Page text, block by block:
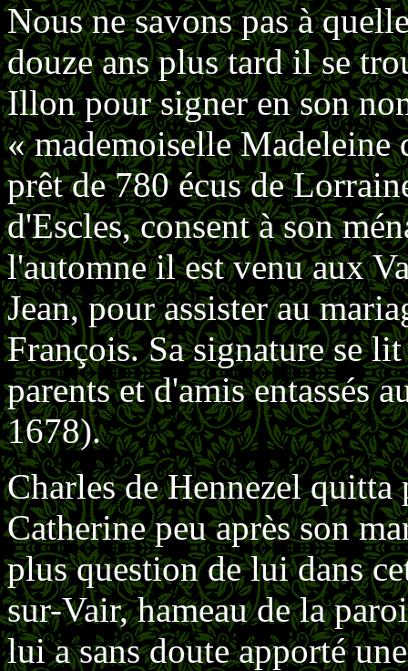
Nous ne savons pas à
douze ans plus tard il se
Illon pour signer en son
« mademoiselle Madeleine
prêt de 780 écus de
d'Escles, consent à son
l'automne il est venu aux
Jean, pour assister au
François. Sa signature se
parents et d'amis entassés
1678).
Charles de Hennezel
Catherine peu après son
plus question de lui dans
sur-Vair, hameau de la
lui a sans doute apporté